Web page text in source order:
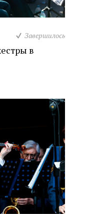
Завершилось
в